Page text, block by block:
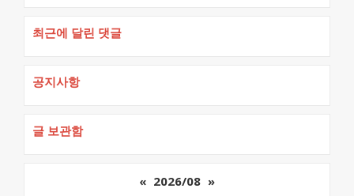
최근에 달린 댓글
공지사항
글 보관함
« 2026/08 »